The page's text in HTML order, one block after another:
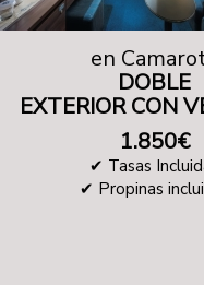
en
DOBLE
EXTERIOR CON
1.850€
✔ Tasas
✔ Propinas